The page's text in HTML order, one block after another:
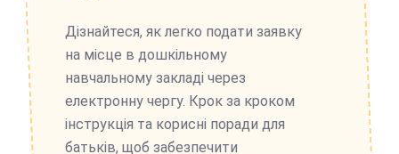
Дізнайтеся, як легко подати заявку
на місце в дошкільному
навчальному закладі через
електронну чергу. Крок за кроком
інструкція та корисні поради для
батьків, щоб забезпечити